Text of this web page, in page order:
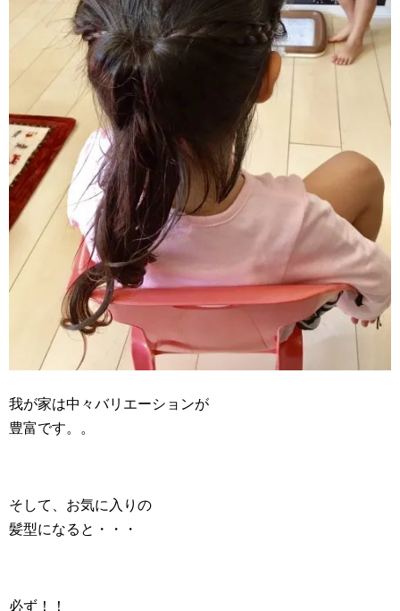
我が家は中々バリエーションが
豊富です。。
そして、お気に入りの
髪型になると・・・
必ず！！